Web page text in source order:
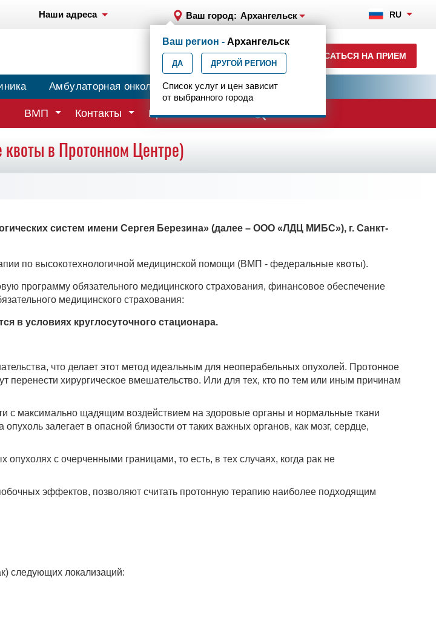
Наши адреса Ваш город: Архангельск RU
+7 (8182) 64-12-13
ежедн. 7.00-23.00
ЗАПИСАТЬСЯ НА ПРИЕМ
Ваш регион - Архангельск
ДА ДРУГОЙ РЕГИОН
Список услуг и цен зависит
от выбранного города
Амбулаторная онкология Центр эпилептологии
ВМП Контакты Врачи
в Протонном Центре)
систем имени Сергея Березина» (далее – ООО «ЛДЦ МИБС»), г. Санкт-
по высокотехнологичной медицинской помощи (ВМП - федеральные квоты).
программу обязательного медицинского страхования, финансовое обеспечение
медицинского страхования:
в условиях круглосуточного стационара.
что делает этот метод идеальным для неоперабельных опухолей. Протонное
перенести хирургическое вмешательство. Или для тех, кто по тем или иным причинам
с максимально щадящим воздействием на здоровые органы и нормальные ткани
залегает в опасной близости от таких важных органов, как мозг, сердце,
с очерченными границами, то есть, в тех случаях, когда рак не
эффектов, позволяют считать протонную терапию наиболее подходящим
следующих локализаций: